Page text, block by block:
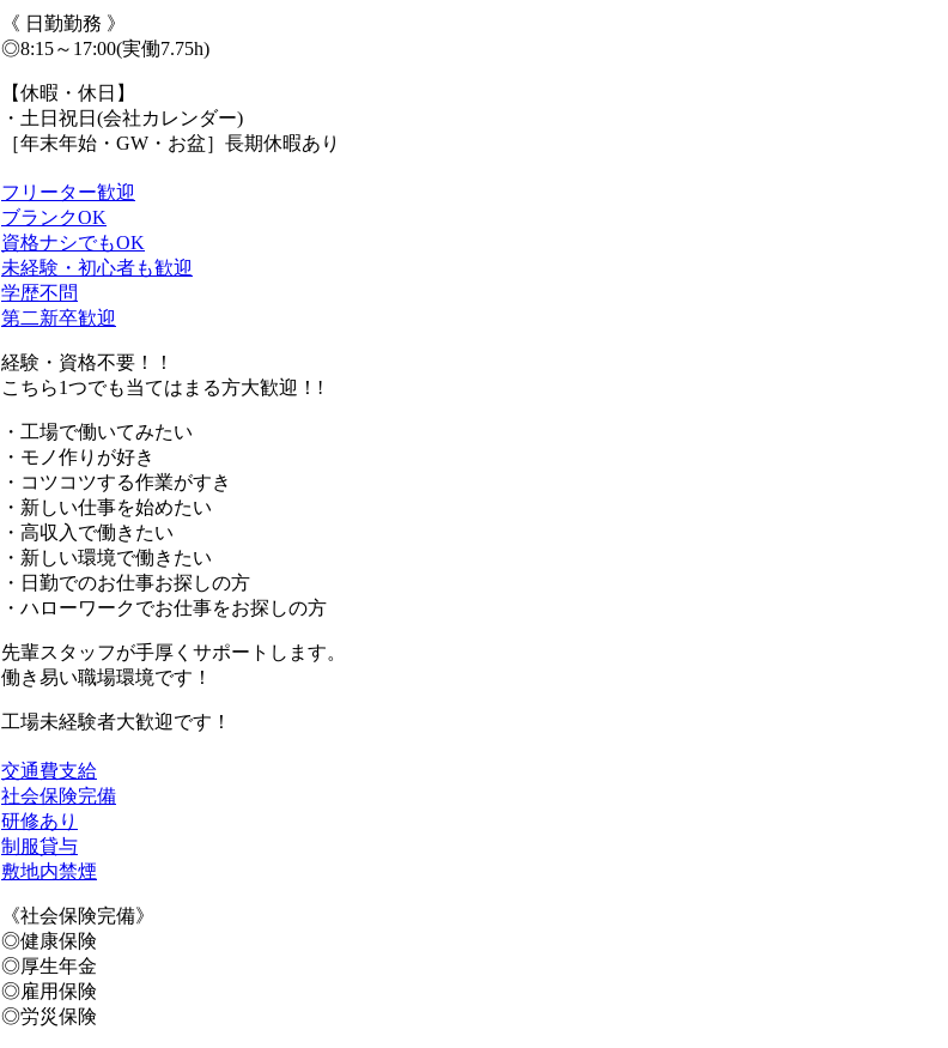
《 日勤勤務 》
◎8:15～17:00(実働7.75h)
【休暇・休日】
・土日祝日(会社カレンダー)
［年末年始・GW・お盆］長期休暇あり
フリーター歓迎
ブランクOK
資格ナシでもOK
未経験・初心者も歓迎
学歴不問
第二新卒歓迎
経験・資格不要！！
こちら1つでも当てはまる方大歓迎！!
・工場で働いてみたい
・モノ作りが好き
・コツコツする作業がすき
・新しい仕事を始めたい
・高収入で働きたい
・新しい環境で働きたい
・日勤でのお仕事お探しの方
・ハローワークでお仕事をお探しの方
先輩スタッフが手厚くサポートします。
働き易い職場環境です！
工場未経験者大歓迎です！
交通費支給
社会保険完備
研修あり
制服貸与
敷地内禁煙
《社会保険完備》
◎健康保険
◎厚生年金
◎雇用保険
◎労災保険